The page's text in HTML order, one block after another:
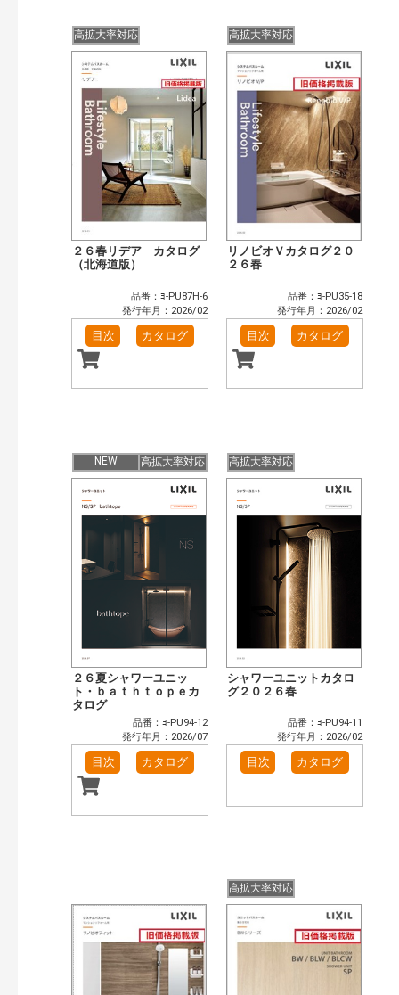
高拡大率対応
２６春リデア カタログ
（北海道版）
品番：ﾖ-PU87H-6
発行年月：2026/02
目次 カタログ
高拡大率対応
リノビオＶカタログ２０
２６春
品番：ﾖ-PU35-18
発行年月：2026/02
目次 カタログ
NEW 高拡大率対応
２６夏シャワーユニッ
ト・ｂａｔｈｔｏｐｅカ
タログ
品番：ﾖ-PU94-12
発行年月：2026/07
目次 カタログ
高拡大率対応
シャワーユニットカタロ
グ２０２６春
品番：ﾖ-PU94-11
発行年月：2026/02
目次 カタログ
高拡大率対応